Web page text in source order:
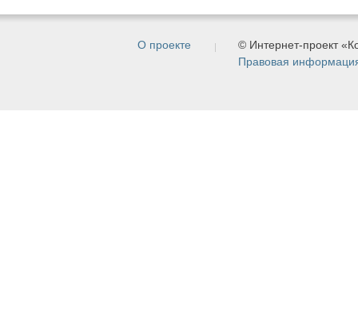
О проекте
© Интернет-проект
Правовая